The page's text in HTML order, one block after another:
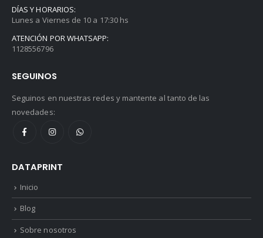
DÍAS Y HORARIOS:
Lunes a Viernes de 10 a 17:30 hs
ATENCIÓN POR WHATSAPP:
1128556796
SEGUINOS
Seguinos en nuestras redes y mantente al tanto de las
novedades:
DATAPRINT
Inicio
Blog
Sobre nosotros